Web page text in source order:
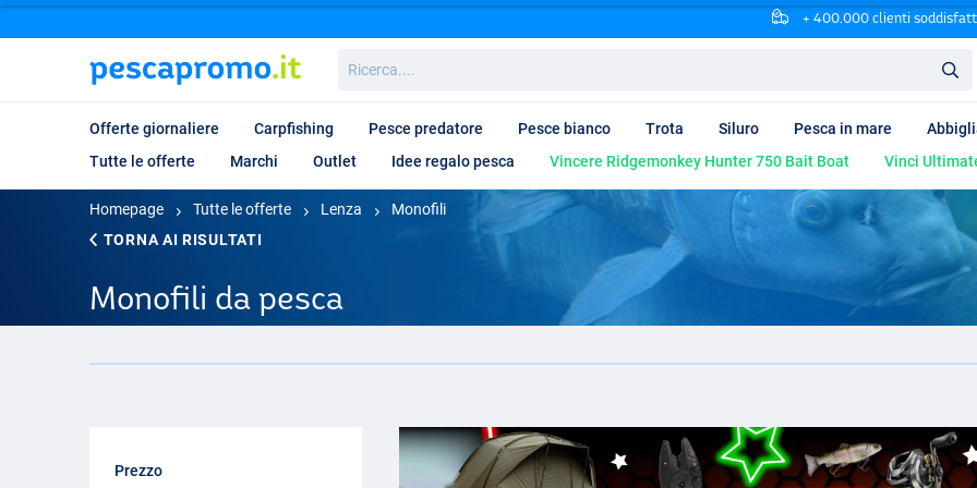
+ 400.000 clienti
Offerte giornaliere Carpfishing Pesce predatore Pesce bianco Trota Siluro Pesca in mare
Tutte le offerte
Marchi Outlet Idee regalo pesca Vincere Ridgemonkey Hunter 750 Bait Boat Vinci
Homepage Tutte le offerte Lenza
Monofili
TORNA AI RISULTATI
Monofili da pesca
Prezzo